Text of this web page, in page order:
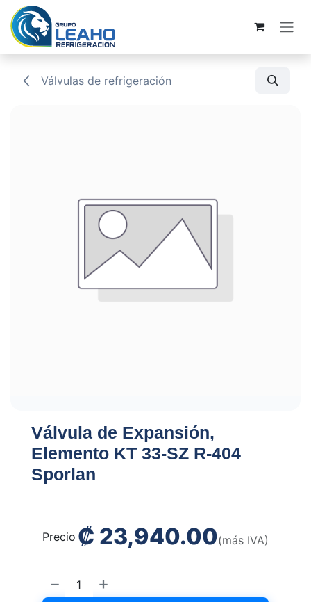
Ir al contenido
Válvulas de refrigeración
Válvula de Expansión,
Elemento KT 33-SZ R-404
Sporlan
Precio ₡ 23,940.00(más IVA)